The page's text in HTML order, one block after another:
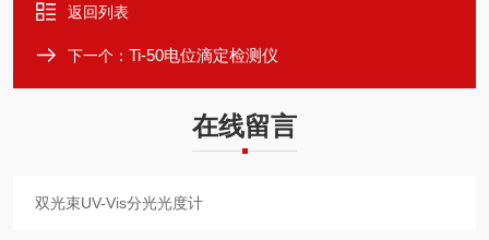
返回列表
下一个： Ti-50电位滴定检测仪
在线留言